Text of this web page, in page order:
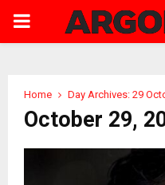
PRIMARY
Home Day Archives: 29
October 29,